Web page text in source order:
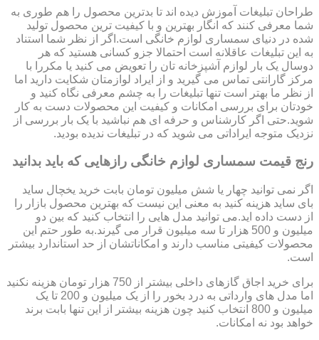
طراحان تبلیغات آموزش دیده اند تا بدترین محصول را هم طوری به
شما معرفی کنند که انگار بهترین و با کیفیت ترین محصول تولید
شده در دنیای سمساری لوازم خانگی است.اگر از نظر شما استناد
به این تبلیغات عاقلانه است احتمالا جزو کسانی هستید که هر
دوسال یک بار لوازم آشپزخانه تان را تعویض می کنید یا مکررا با
مرکز گارانتی تماس می گیرید و از ایراد لوازمتان شکایت دارید اما
از نظر ما بهتر است تنها تبلیغات را به چشم معرفی نگاه کنید و
خودتان برای بررسی امکانات و کیفیت این محصولات دست به کار
شوید.حتی اگر کارشناس و حرفه ای هم نباشید با یک بار بررسی از
نزدیک متوجه ایراداتی می شوید که در تبلیغات ندیده بودید.
رنج قیمت سمساری لوازم خانگی رازهایی که باید بدانید
اگر نمی توانید چهار یا شش میلیون تومان بابت خرید یخچال ساید
بای ساید هزینه کنید به معنی این نیست که بهترین محصول بازار را
از دست داده اید.می توانید مدل هایی را انتخاب کنید که بین دو
میلیون و 500 هزار تا سه میلیون قرار می گیرند.به طور حتم این
محصولات کیفیتی مناسب دارند و امکاناتشان از حد استاندارد بیشتر
است.
برای خرید اجاق گازهای داخلی بیشتر از 750 هزار تومان هزینه نکنید
اما مدل های وارداتی به درد بخور را از یک میلیون و 200 تا یک
میلیون و 800 انتخاب کنید چون هزینه بیشتر از این تنها بابت برند
خواهد بود نه امکانات.